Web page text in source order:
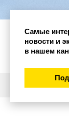
Самые
новости и
в нашем